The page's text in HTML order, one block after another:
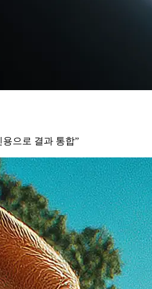
용으로 결과 통합”